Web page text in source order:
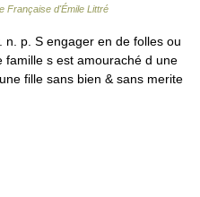
Française d'Émile Littré
p. S engager en de folles ou
famille s est amouraché d une
fille sans bien & sans merite